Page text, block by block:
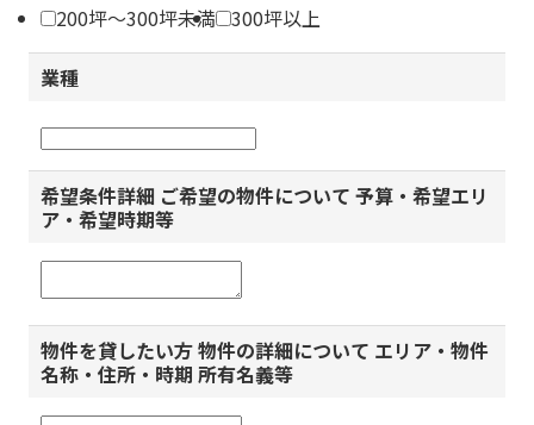
200坪～300坪未満 300坪以上
業種
希望条件詳細 ご希望の物件について 予算・希望エリ
ア・希望時期等
物件を貸したい方 物件の詳細について エリア・物件
名称・住所・時期 所有名義等